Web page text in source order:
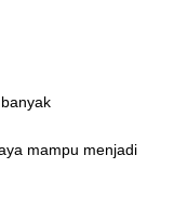
mampu menjadi